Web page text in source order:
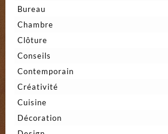
Bureau
Chambre
Clôture
Conseils
Contemporain
Créativité
Cuisine
Décoration